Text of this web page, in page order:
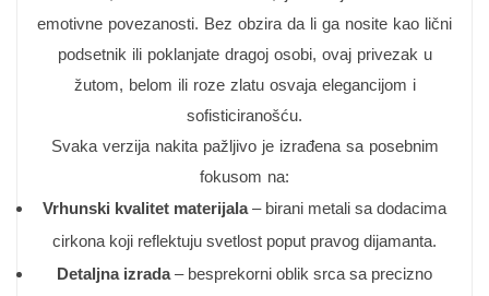
emotivne povezanosti. Bez obzira da li ga nosite kao lični
podsetnik ili poklanjate dragoj osobi, ovaj privezak u
žutom, belom ili roze zlatu osvaja elegancijom i
sofisticiranošću.
Svaka verzija nakita pažljivo je izrađena sa posebnim
fokusom na:
Vrhunski kvalitet materijala– birani metali sa dodacima
cirkona koji reflektuju svetlost poput pravog dijamanta.
Detaljna izrada– besprekorni oblik srca sa precizno